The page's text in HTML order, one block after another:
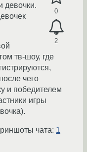
0
2
девочки.
тв-шоу, где
чего
и победителем
игры
чата: 1